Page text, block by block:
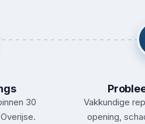
30
Vakkundige
opening,